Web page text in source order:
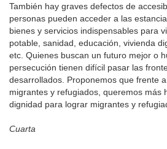
También hay graves defectos de
personas pueden acceder a las
bienes y servicios indispensables para
potable, sanidad, educación, vivienda
etc. Quienes buscan un futuro mejor o
persecución tienen difícil pasar las
desarrollados. Proponemos que frente
migrantes y refugiados, queremos más
dignidad para lograr migrantes y
Cuarta